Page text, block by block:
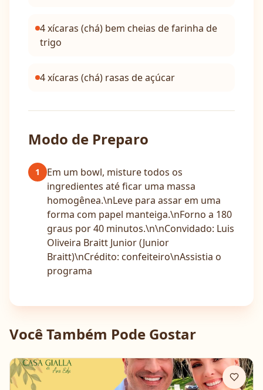
4 xícaras (chá) bem cheias de farinha de
trigo
4 xícaras (chá) rasas de açúcar
Modo de Preparo
1
Em um bowl, misture todos os
ingredientes até ficar uma massa
homogênea.\nLeve para assar em uma
forma com papel manteiga.\nForno a 180
graus por 40 minutos.\n\nConvidado: Luis
Oliveira Braitt Junior (Junior
Braitt)\nCrédito: confeiteiro\nAssistia o
programa
Você Também Pode Gostar